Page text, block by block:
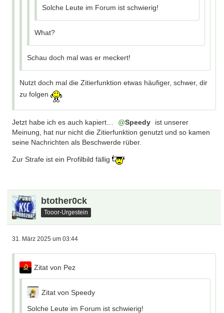
Solche Leute im Forum ist schwierig!
What?
Schau doch mal was er meckert!
Nutzt doch mal die Zitierfunktion etwas häufiger, schwer, dir
zu folgen
Jetzt habe ich es auch kapiert… Speedy
ist unserer
Meinung, hat nur nicht die Zitierfunktion genutzt und so kamen
seine Nachrichten als Beschwerde rüber.
Zur Strafe ist ein Profilbild fällig
btother0ck
Tooor-Urgestein
31. März 2025 um 03:44
Zitat von Pez
Zitat von Speedy
Solche Leute im Forum ist schwierig!